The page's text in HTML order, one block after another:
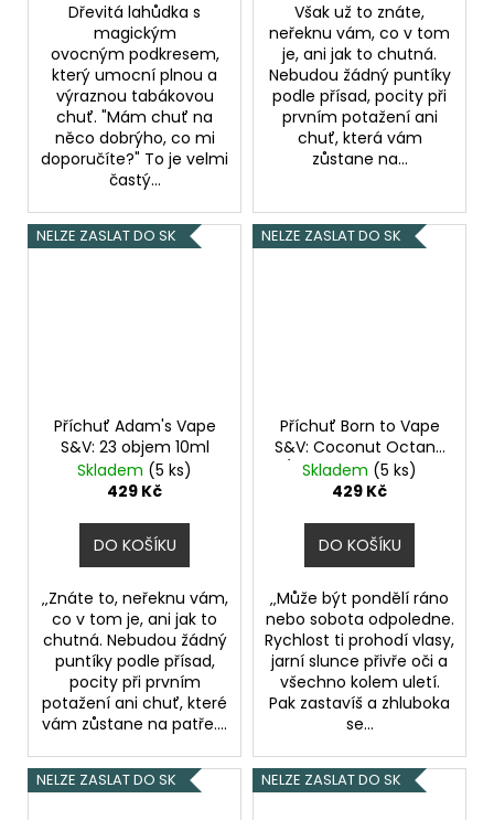
Dřevitá lahůdka s
magickým
ovocným podkresem,
který umocní plnou a
výraznou tabákovou
chuť. "Mám chuť na
něco dobrýho, co mi
doporučíte?" To je velmi
častý...
Však už to znáte,
neřeknu vám, co v tom
je, ani jak to chutná.
Nebudou žádný puntíky
podle přísad, pocity při
prvním potažení ani
chuť, která vám
zůstane na...
NELZE ZASLAT DO SK
Příchuť Adam's Vape
S&V: 23 objem 10ml
Skladem (5 ks)
429 Kč
DO KOŠÍKU
‚‚Znáte to, neřeknu vám,
co v tom je, ani jak to
chutná. Nebudou žádný
puntíky podle přísad,
pocity při prvním
potažení ani chuť, které
vám zůstane na patře....
NELZE ZASLAT DO SK
Příchuť Born to Vape
S&V: Coconut Octane
(Opravdový tabák s
kokosem a
10ml
Skladem (5 ks)
429 Kč
DO KOŠÍKU
‚‚Může být pondělí ráno
nebo sobota odpoledne.
Rychlost ti prohodí vlasy,
jarní slunce přivře oči a
všechno kolem uletí.
Pak zastavíš a zhluboka
se...
NELZE ZASLAT DO SK NELZE ZASLAT DO SK